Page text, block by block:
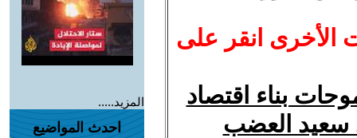
الأخرى انقر على
بناء اقتصاد
سعيد العضب
المزيد.....
احدث المواضيع